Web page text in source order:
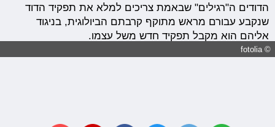
הדודים ה"רגילים" שבאמת צריכים למלא את תפקיד הדוד
שנקבע עבורם מראש מתוקף קרבתם הביולוגית, בניגוד
אליהם הוא מקבל תפקיד חדש משל עצמו.
© fotolia